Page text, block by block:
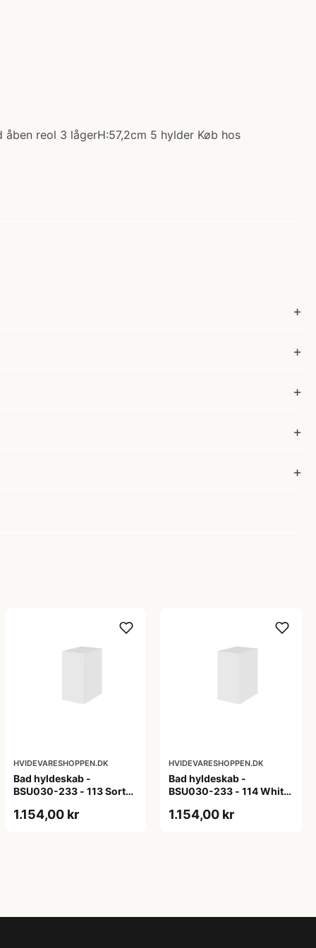
reol 3 lågerH:57,2cm 5 hylder Køb hos
HVIDEVARESHOPPEN.DK
Bad hyldeskab -
BSU030-233 - 113 Sort
1.154,00 kr
HVIDEVARESHOPPEN.DK
Bad hyldeskab -
BSU030-233 - 114 White
ABS-kant
1.154,00 kr